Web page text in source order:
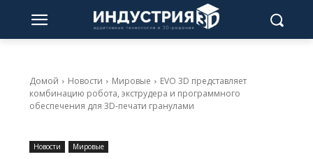
Домой Новости Мировые
EVO 3D представляет
комбинацию робота, экструдера и программного
обеспечения для 3D-печати гранулами
Новости Мировые